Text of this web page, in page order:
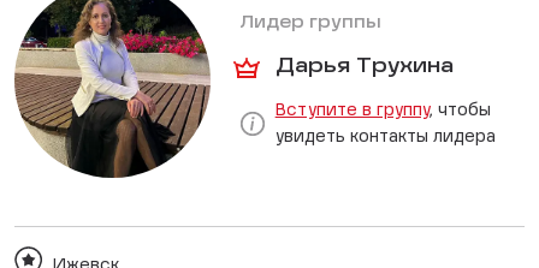
Лидер группы
Дарья Трухина
Вступите в группу, чтобы
увидеть контакты лидера